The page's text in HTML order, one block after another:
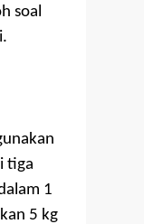
soal
tiga
1
5 kg